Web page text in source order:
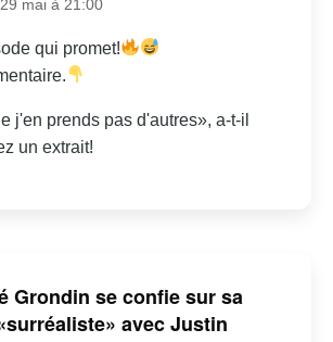
mai à 21:00
qui promet!
j'en prends pas d'autres», a-t-il
un extrait!
Grondin se confie sur sa
avec Justin